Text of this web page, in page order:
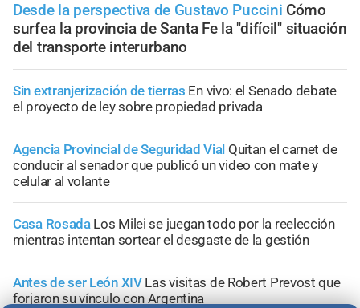
Desde la perspectiva de Gustavo Puccini Cómo
surfea la provincia de Santa Fe la "difícil" situación
del transporte interurbano
Sin extranjerización de tierras En vivo: el Senado debate
el proyecto de ley sobre propiedad privada
Agencia Provincial de Seguridad Vial Quitan el carnet de
conducir al senador que publicó un video con mate y
celular al volante
Casa Rosada Los Milei se juegan todo por la reelección
mientras intentan sortear el desgaste de la gestión
Antes de ser León XIV Las visitas de Robert Prevost que
forjaron su vínculo con Argentina